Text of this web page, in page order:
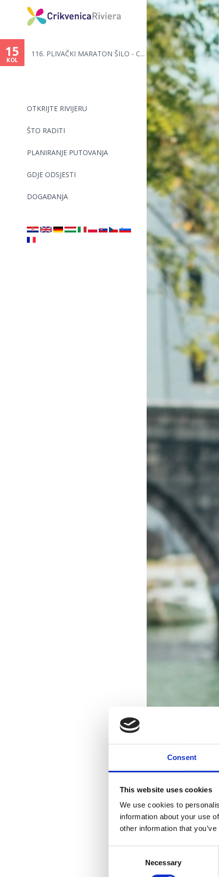
Consent
This website uses cookies
We use cookies to
information about your use
other information that
Necessary
OTKRIJTE RIVIJERU
ŠTO RADITI
PLANIRANJE PUTOVANJA
GDJE ODSJESTI
DOGAĐANJA
15
KOL
116. PLIVAČKI MARATON ŠILO - C...
ste
ovdje